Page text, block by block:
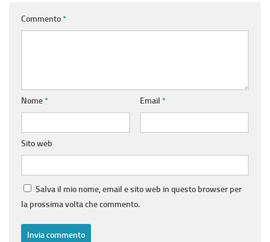
Commento*
Nome* Email *
Sito web
Salva il mio nome, email e sito web in questo browser per
la prossima volta che commento.